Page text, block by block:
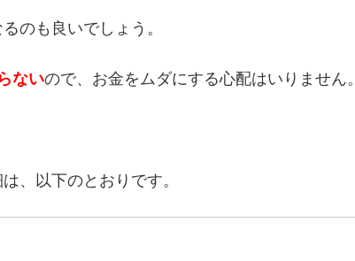
のも良いでしょう。
ないので、お金をムダにする心配はいりません。
、以下のとおりです。